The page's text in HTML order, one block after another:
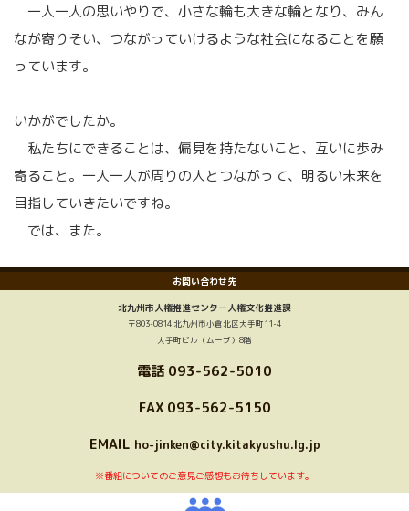
一人一人の思いやりで、小さな輪も大きな輪となり、みん
なが寄りそい、つながっていけるような社会になることを願
っています。
いかがでしたか。
私たちにできることは、偏見を持たないこと、互いに歩み
寄ること。一人一人が周りの人とつながって、明るい未来を
目指していきたいですね。
では、また。
お問い合わせ先
北九州市人権推進センター人権文化推進課
〒803-0814 北九州市小倉北区大手町11-4
大手町ビル（ムーブ）8階
電話 093-562-5010
FAX 093-562-5150
EMAIL ho-jinken@city.kitakyushu.lg.jp
※番組についてのご意見ご感想もお待ちしています。